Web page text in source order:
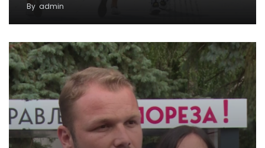
By admin